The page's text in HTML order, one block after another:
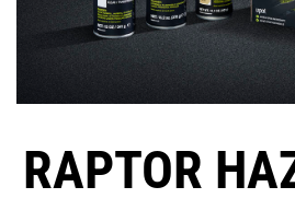
RAPTOR